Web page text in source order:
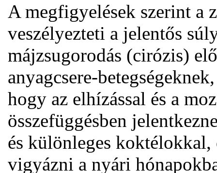
A megfigyelések szerint a
veszélyezteti a jelentős
májzsugorodás (cirózis)
anyagcsere-
hogy az elhízással és a
összefüggésben
és különleges koktélokkal,
vigyázni a nyári